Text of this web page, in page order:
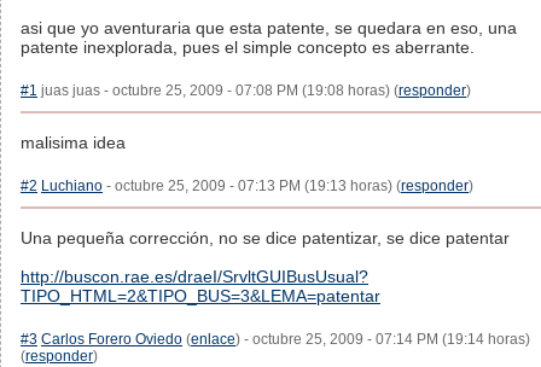
asi que yo aventuraria que esta patente, se quedara en eso, una
patente inexplorada, pues el simple concepto es aberrante.
#1 juas juas - octubre 25, 2009 - 07:08 PM (19:08 horas) (responder)
malisima idea
#2 Luchiano - octubre 25, 2009 - 07:13 PM (19:13 horas) (responder)
Una pequeña corrección, no se dice patentizar, se dice patentar
http://buscon.rae.es/draeI/SrvltGUIBusUsual?
TIPO_HTML=2&TIPO_BUS=3&LEMA=patentar
#3 Carlos Forero Oviedo (enlace) - octubre 25, 2009 - 07:14 PM (19:14 horas)
(responder)